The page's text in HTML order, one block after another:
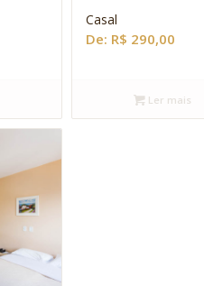
Casal
De: R$ 290,00
Ler mais